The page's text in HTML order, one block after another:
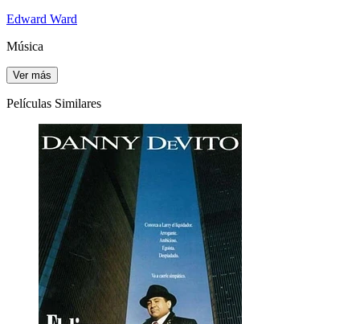
Edward Ward
Música
Ver más
Películas Similares